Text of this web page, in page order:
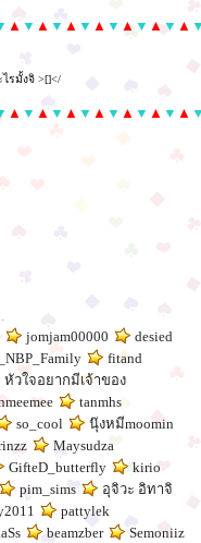
▲ ▼ ▲ ▼ ▲ ▼ ▲ ▼ ▲ ▼ ▲ ▼ ▲
รมั้งจิ >[]</
▲ ▼ ▲ ▼ ▲ ▼ ▲ ▼ ▲ ▼ ▲ ▼ ▲
jomjam00000
desied
fitand
หัวใจอยากมีเจ้าของ
tanmhs
so_cool
นุ๊งหมีmoomin
Maysudza
GifteD_butterfly
kirio
pim_sims
อุจิวะ อิทาจิ
pattylek
beamzber
Semoniiz